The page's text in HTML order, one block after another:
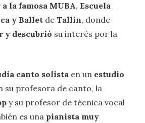
la famosa MUBA, Escuela
y Ballet de Tallin, donde
y descubrió su interés por la
canto solista en un estudio
su profesora de canto, la
y su profesor de técnica vocal
es una pianista muy